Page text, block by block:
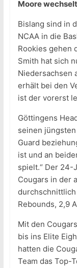
Moore
Bislang sind in
NCAA in die
Rookies gehen
Smith hat sich
Niedersachsen
erhält bei den
ist der vorerst
Göttingens
seinen
Guard
ist und an
spielt.“ Der 24-
Cougars in der
durchschnittlich
Rebounds, 2,9
Mit den
bis ins Elite
hatten die
Team das Top-